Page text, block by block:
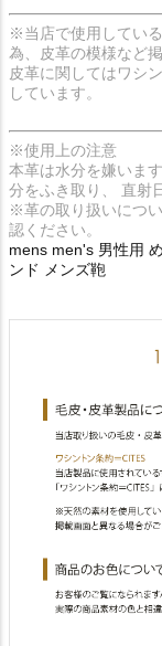
※当店で使用してい
為、皮革の模様など
皮革に関してはワシ
しています。
※使用上の注意
本革は水分を嫌いま
分をふき取り、 直射
※革の取り扱いにつ
認ください。
mens men's 男性用
ンド メンズ鞄